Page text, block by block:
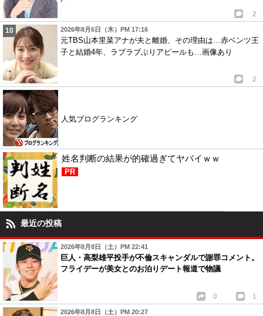
2
2026年8月6日（木）PM 17:16
元TBS山本里菜アナが夫と離婚、その理由は…赤ベンツ王
子と結婚4年、ラブラブぶりアピールも…画像あり
2
人気ブログランキング
姓名判断の結果が的確過ぎてヤバイｗｗ
PR
最近の投稿
2026年8月8日（土）PM 22:41
巨人・高梨雄平投手が不倫スキャンダルで謝罪コメント。
フライデーが美女とのお泊りデート報道で物議
0 1
2026年8月8日（土）PM 20:27